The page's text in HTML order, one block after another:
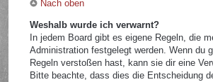
Nach oben
Weshalb wurde ich verwarnt?
In jedem Board gibt es eigene Regeln, die
Administration festgelegt werden. Wenn du
Regeln verstoßen hast, kann sie dir eine
Bitte beachte, dass dies die Entscheidung